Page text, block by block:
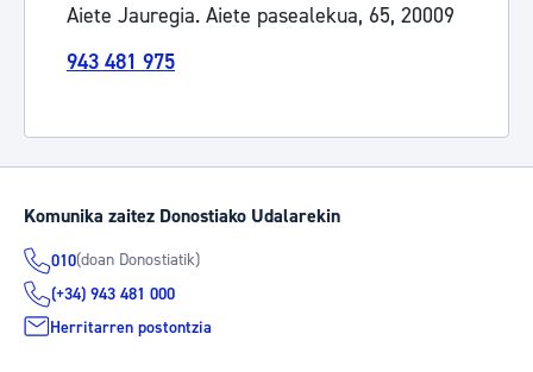
Aiete Jauregia. Aiete pasealekua, 65, 20009
943 481 975
Komunika zaitez Donostiako Udalarekin
010(doan Donostiatik)
(+34) 943 481 000
Herritarren postontzia